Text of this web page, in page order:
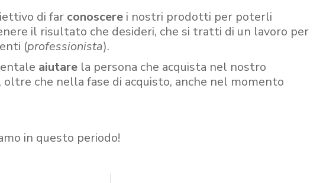
di far conoscerei nostri prodotti per poterli
il risultato che desideri, che si tratti di un lavoro per
(professionista).
aiutare la persona che acquista nel nostro
che nella fase di acquisto, anche nel momento
in questo periodo!